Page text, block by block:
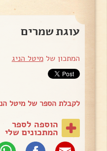
עוגת שמרים
המתכון שלמיטל הניג
לקבלת הספר של מיטל
הוספה לספר
המתכונים שלי